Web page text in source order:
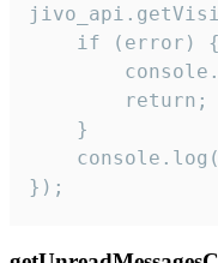
    if (error) {
        return;
    }
});